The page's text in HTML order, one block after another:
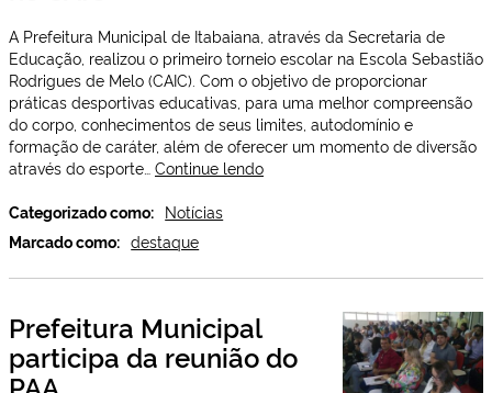
A Prefeitura Municipal de Itabaiana, através da Secretaria de
Educação, realizou o primeiro torneio escolar na Escola Sebastião
Rodrigues de Melo (CAIC). Com o objetivo de proporcionar
práticas desportivas educativas, para uma melhor compreensão
do corpo, conhecimentos de seus limites, autodomínio e
formação de caráter, além de oferecer um momento de diversão
através do esporte… Continue lendoPrefeitura
no
Categorizado como: Notícias
Marcado como: destaque
Prefeitura Municipal
participa da reunião do